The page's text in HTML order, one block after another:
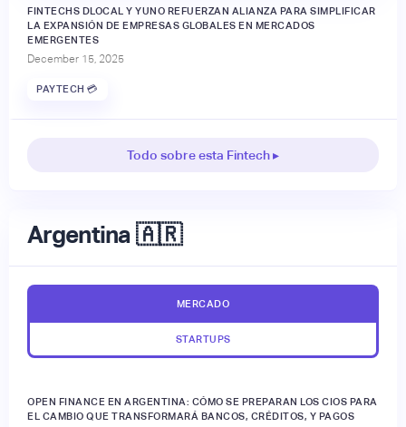
FINTECHS DLOCAL Y YUNO REFUERZAN ALIANZA PARA SIMPLIFICAR
LA EXPANSIÓN DE EMPRESAS GLOBALES EN MERCADOS
EMERGENTES
December 15, 2025
PAYTECH 💳
Todo sobre esta Fintech ▸
Argentina 🇦🇷
MERCADO
STARTUPS
OPEN FINANCE EN ARGENTINA: CÓMO SE PREPARAN LOS CIOS PARA
EL CAMBIO QUE TRANSFORMARÁ BANCOS, CRÉDITOS, Y PAGOS